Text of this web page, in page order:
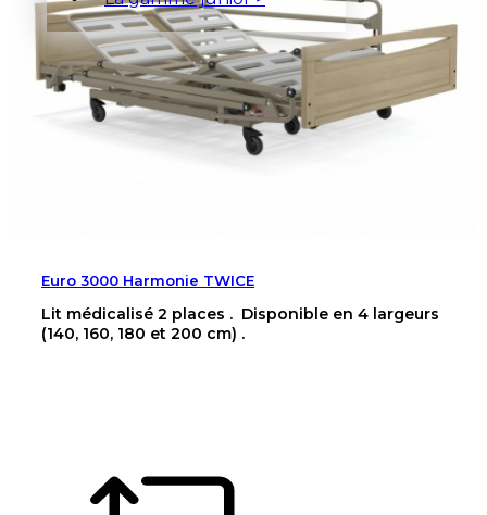
Euro 3000 Harmonie TWICE
Lit médicalisé 2 places . Disponible en 4 largeurs
(140, 160, 180 et 200 cm) .